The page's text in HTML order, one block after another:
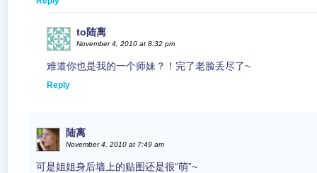
to陆离
November 4, 2010 at 8:32 pm
难道你也是我的一个师妹？！完了老脸丢尽了~
Reply
陆离
November 4, 2010 at 7:49 am
可是姐姐身后墙上的贴图还是很“萌”~